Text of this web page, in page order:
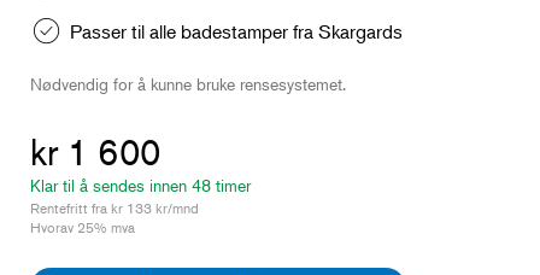
Passer til alle badestamper fra Skargards
Nødvendig for å kunne bruke rensesystemet.
kr 1 600
Klar til å sendes innen 48 timer
Rentefritt fra kr 133 kr/mnd
Hvorav 25% mva